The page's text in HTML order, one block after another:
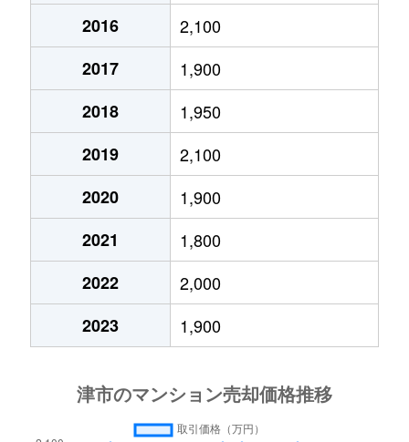
2016
2,100
2017
1,900
2018
1,950
2019
2,100
2020
1,900
2021
1,800
2022
2,000
2023
1,900